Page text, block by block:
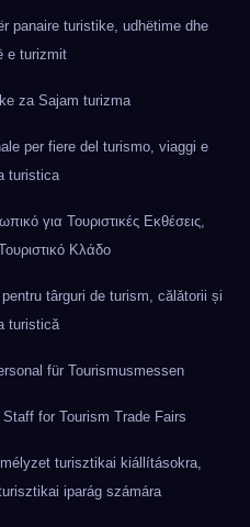
panaire turistike, udhëtime dhe
e turizmit
za Sajam turizma
per fiere del turismo, viaggi e
turistica
για Τουριστικές Εκθέσεις,
Κλάδο
târguri de turism, călătorii și
turistică
für Tourismusmessen
for Tourism Trade Fairs
turisztikai kiállításokra,
iparág számára